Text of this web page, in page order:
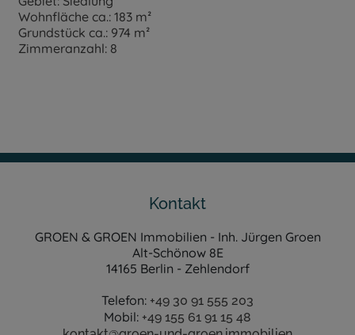
Wohnfläche ca.: 183 m²
Grundstück ca.: 974 m²
Zimmeranzahl: 8
Kontakt
GROEN & GROEN Immobilien - Inh. Jürgen Groen
Alt-Schönow 8E
14165 Berlin - Zehlendorf
Telefon: +49 30 91 555 203
Mobil: +49 155 61 91 15 48